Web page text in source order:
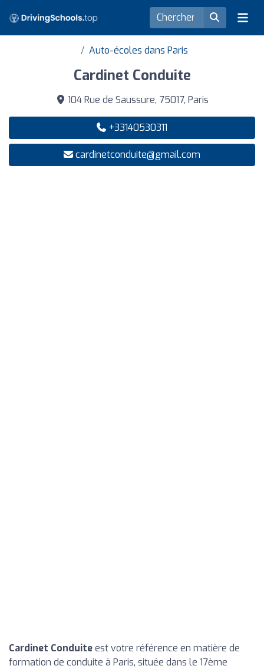
Auto-écoles dans Paris
Cardinet Conduite
104 Rue de Saussure, 75017, Paris
+33140530311
cardinetconduite@gmail.com
Cardinet Conduiteest votre référence en matière de
formation de conduite à Paris, située dans le 17ème